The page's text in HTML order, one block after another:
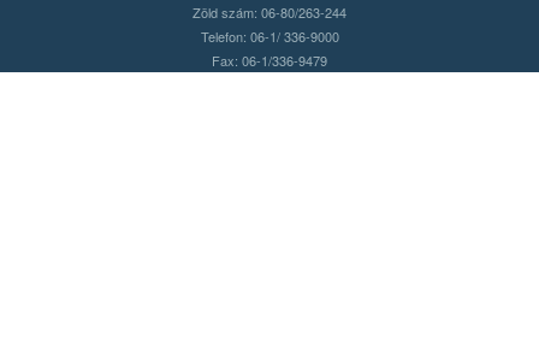
Zöld szám: 06-80/263-244
Telefon: 06-1/ 336-9000
Fax: 06-1/336-9479